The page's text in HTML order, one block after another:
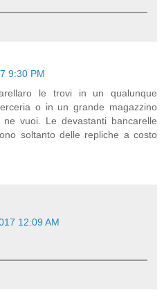
9:30 PM
le trovi in un qualunque
o in un grande magazzino
vuoi. Le devastanti bancarelle
soltanto delle repliche a costo
12:09 AM